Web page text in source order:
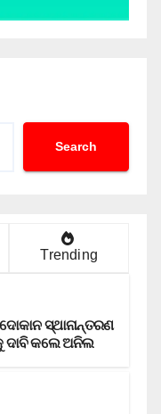
Search
Trending
ସ୍ଥାନାନ୍ତରଣ
ଦାବି କଲେ ଅନିଲ